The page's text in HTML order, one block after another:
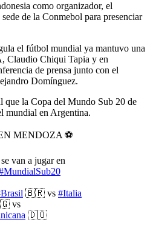
como organizador, el
de la Conmebol para presenciar
el fútbol mundial ya mantuvo una
Claudio Chiqui Tapia y en
de prensa junto con el
Domínguez.
que la Copa del Mundo Sub 20 de
mundial en Argentina.
MENDOZA ⚽️
van a jugar en
🇧🇷 vs #Italia
vs
🇩🇴